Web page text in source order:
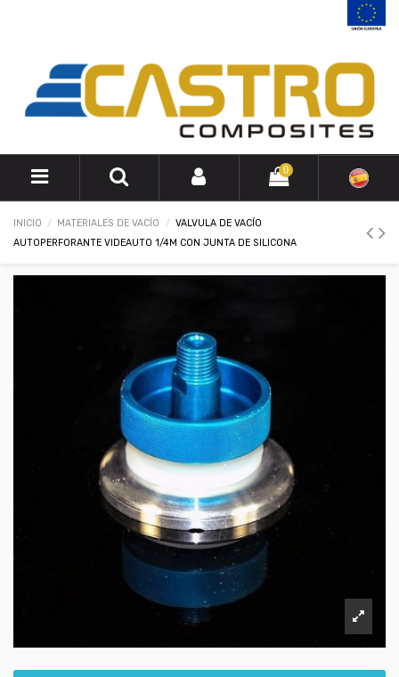
0
INICIO MATERIALES DE VACÍO
VALVULA DE VACÍO
AUTOPERFORANTE VIDEAUTO 1/4M CON JUNTA DE SILICONA